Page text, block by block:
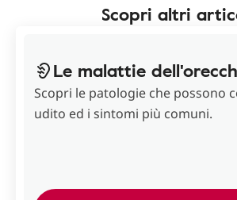
Scopri altri
Le malattie
Scopri le patologie che possono
udito ed i sintomi più comuni.